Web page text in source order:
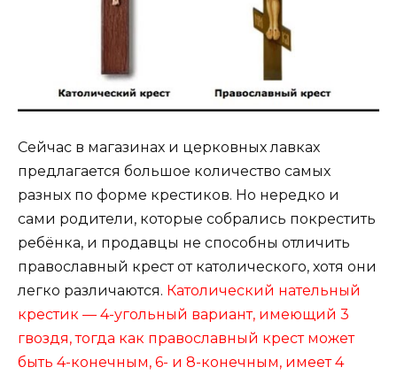
Сейчас в магазинах и церковных лавках
предлагается большое количество самых
разных по форме крестиков. Но нередко и
сами родители, которые собрались покрестить
ребёнка, и продавцы не способны отличить
православный крест от католического, хотя они
легко различаются. Католический нательный
крестик — 4-угольный вариант, имеющий 3
гвоздя, тогда как православный крест может
быть 4-конечным, 6- и 8-конечным, имеет 4